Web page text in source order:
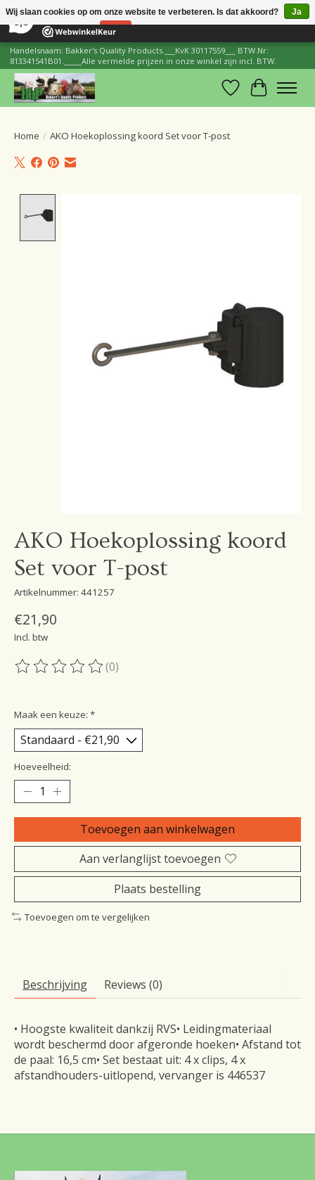
206 Reviews ×
Handelsnaam: Bakker's Quality Products.___KvK 30117559___ BTW.Nr:
813341541B01._____Alle vermelde prijzen in onze winkel zijn incl. BTW.
Verlanglijst
Home / AKO Hoekoplossing koord Set voor T-post
AKO Hoekoplossing koord
Set voor T-post
Artikelnummer: 441257
€21,90
Incl. btw
De beoordeling van dit product is
(0)
Maak een keuze: *
Hoeveelheid:
Toevoegen aan winkelwagen
Aan verlanglijst toevoegen
Plaats bestelling
Toevoegen om te vergelijken
Beschrijving Reviews (0)
• Hoogste kwaliteit dankzij RVS• Leidingmateriaal
wordt beschermd door afgeronde hoeken• Afstand tot
de paal: 16,5 cm• Set bestaat uit: 4 x clips, 4 x
afstandhouders-uitlopend, vervanger is 446537
Wij slaan cookies op om onze website te verbeteren. Is dat akkoord?
Ja
Nee